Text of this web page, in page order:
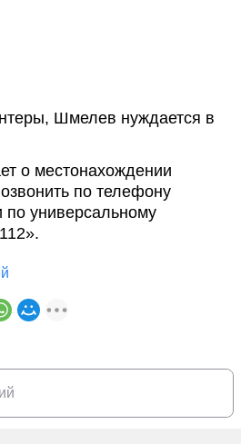
Шмелев нуждается в
о местонахождении
по телефону
универсальному